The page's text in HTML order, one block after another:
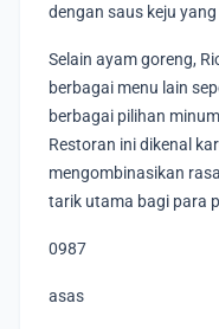
dengan saus keju
Selain ayam goreng,
berbagai menu lain
berbagai pilihan
Restoran ini dikenal
mengombinasikan
tarik utama bagi para
0987
asas